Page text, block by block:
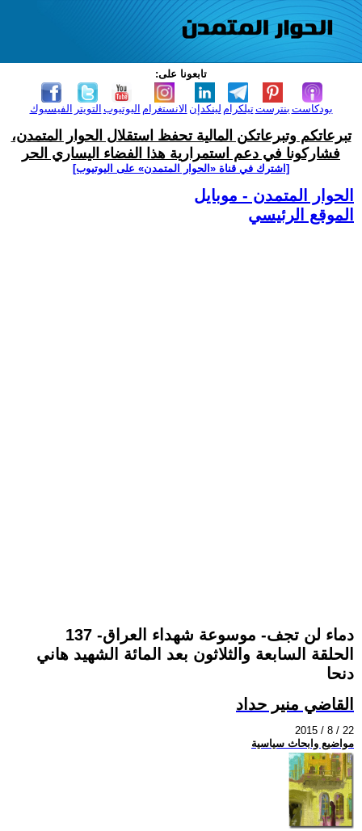
تابعونا على:
الفيسبوك التويتر اليوتيوب الانستغرام لينكدإن تيلكرامبنترست بودكاست
تبرعاتكم وتبرعاتكن المالية تحفظ استقلال الحوار المتمدن،
فشاركونا في دعم استمرارية هذا الفضاء اليساري الحر
[اشترك في قناة ‫«الحوار المتمدن» على اليوتيوب]
الحوار المتمدن - موبايل
الموقع الرئيسي
137 -دماء لن تجف- موسوعة شهداء العراق
الحلقة السابعة والثلاثون بعد المائة الشهيد هاني
دنحا
القاضي منير حداد
2015 / 8 / 22
مواضيع وابحاث سياسية